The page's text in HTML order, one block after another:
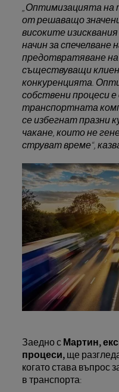
„Оптимизацията
от решаващо
високите
начин за спечелване
предотвратяване
съществуващи
конкуренцията.
собствени процеси е
транспортната
се избегнат празни
чакане, които не
струват време“,
Заедно с Мартин,
процеси,ще
когато става въпрос
в транспорта: